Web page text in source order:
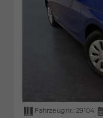
Fahrzeugnr.: 29104